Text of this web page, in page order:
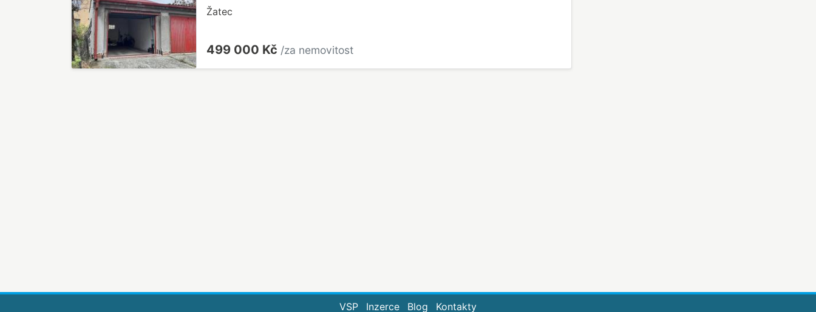
Žatec
499 000 Kč /za nemovitost
VSP Inzerce Blog Kontakty